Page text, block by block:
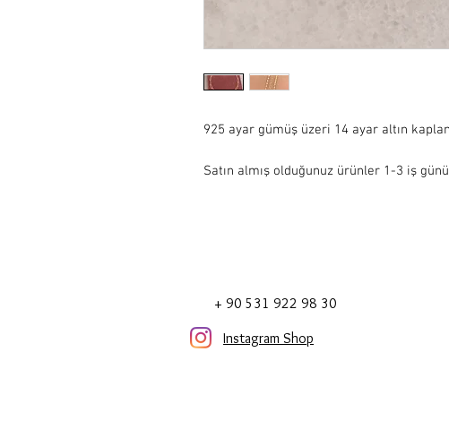
925 ayar gümüş üzeri 14 ayar altın
Satın almış olduğunuz ürünler 1-3 iş
+ 90 531 922 98 30
Instagram Shop